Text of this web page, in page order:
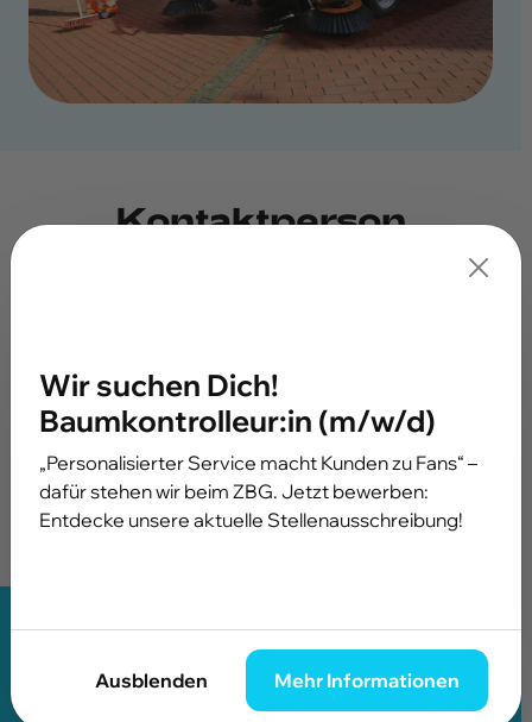
Kontaktperson
Gladbeck
ed.kcebdalg-bz@gbz
02043 / 99 27 99
Wir sind für Sie da!
Wir suchen Dich!
Baumkontrolleur:in (m/w/d)
„Personalisierter Service macht Kunden zu Fans“ –
dafür stehen wir beim ZBG. Jetzt bewerben:
Entdecke unsere aktuelle Stellenausschreibung!
Ausblenden Mehr Informationen